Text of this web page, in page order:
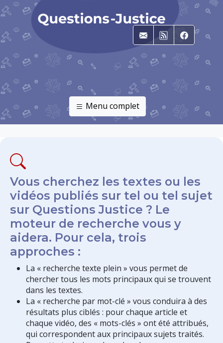
E-mailRSS
Menu complet
Vous cherchez les textes ou les
vidéos publiés sur tel ou tel sujet
sur Questions Justice ? Le
moteur de recherche vous y
aidera. Pour cela, trois
approches :
La « recherche texte plein » vous permet de
chercher tous les mots principaux qui se trouvent
dans les textes.
La « recherche par mot-clé » vous conduira à des
résultats plus ciblés : pour chaque article et
chaque vidéo, des « mots-clés » ont été attribués,
qui correspondent aux principaux sujets traités.